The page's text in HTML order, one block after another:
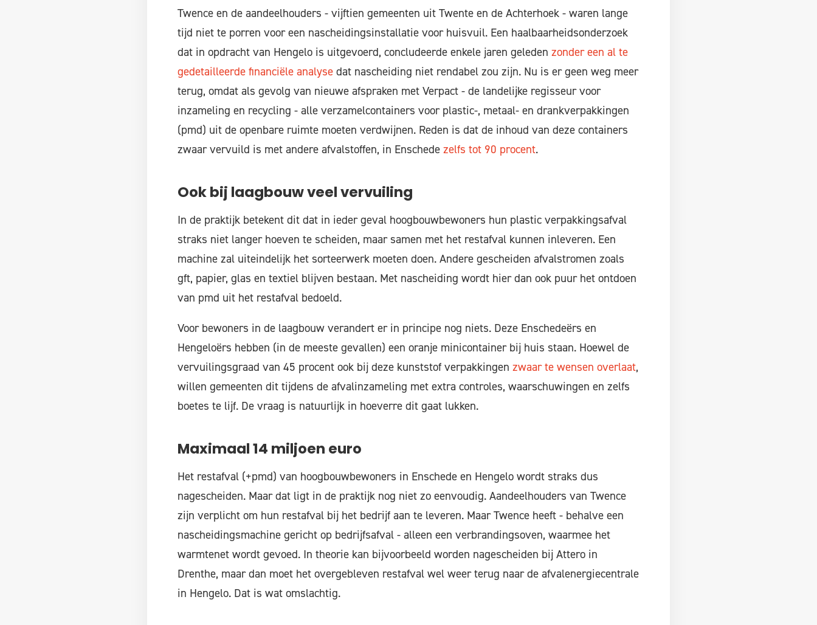
Twence en de aandeelhouders - vijftien gemeenten uit Twente en de Achterhoek - waren lange
tijd niet te porren voor een nascheidingsinstallatie voor huisvuil. Een haalbaarheidsonderzoek
dat in opdracht van Hengelo is uitgevoerd, concludeerde enkele jaren geleden zonder een al te
gedetailleerde financiële analysedat nascheiding niet rendabel zou zijn. Nu is er geen weg meer
terug, omdat als gevolg van nieuwe afspraken met Verpact - de landelijke regisseur voor
inzameling en recycling - alle verzamelcontainers voor plastic-, metaal- en drankverpakkingen
(pmd) uit de openbare ruimte moeten verdwijnen. Reden is dat de inhoud van deze containers
zwaar vervuild is met andere afvalstoffen, in Enschede zelfs tot 90 procent.
Ook bij laagbouw veel vervuiling
In de praktijk betekent dit dat in ieder geval hoogbouwbewoners hun plastic verpakkingsafval
straks niet langer hoeven te scheiden, maar samen met het restafval kunnen inleveren. Een
machine zal uiteindelijk het sorteerwerk moeten doen. Andere gescheiden afvalstromen zoals
gft, papier, glas en textiel blijven bestaan. Met nascheiding wordt hier dan ook puur het ontdoen
van pmd uit het restafval bedoeld.
Voor bewoners in de laagbouw verandert er in principe nog niets. Deze Enschedeërs en
Hengeloërs hebben (in de meeste gevallen) een oranje minicontainer bij huis staan. Hoewel de
vervuilingsgraad van 45 procent ook bij deze kunststof verpakkingen zwaar te wensen overlaat,
willen gemeenten dit tijdens de afvalinzameling met extra controles, waarschuwingen en zelfs
boetes te lijf. De vraag is natuurlijk in hoeverre dit gaat lukken.
Maximaal 14 miljoen euro
Het restafval (+pmd) van hoogbouwbewoners in Enschede en Hengelo wordt straks dus
nagescheiden. Maar dat ligt in de praktijk nog niet zo eenvoudig. Aandeelhouders van Twence
zijn verplicht om hun restafval bij het bedrijf aan te leveren. Maar Twence heeft - behalve een
nascheidingsmachine gericht op bedrijfsafval - alleen een verbrandingsoven, waarmee het
warmtenet wordt gevoed. In theorie kan bijvoorbeeld worden nagescheiden bij Attero in
Drenthe, maar dan moet het overgebleven restafval wel weer terug naar de afvalenergiecentrale
in Hengelo. Dat is wat omslachtig.